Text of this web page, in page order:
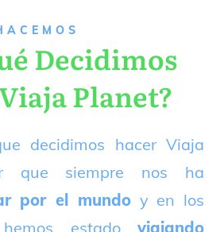
Decidimos
Planet?
decidimos hacer Viaja
que siempre nos ha
por el mundoy en los
estado viajando